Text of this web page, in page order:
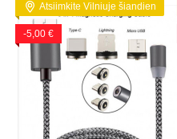
Atsiimkite Vilniuje šiandien
-5,00 €